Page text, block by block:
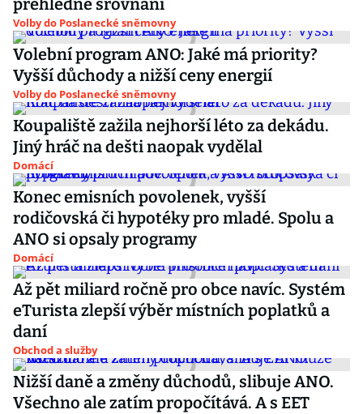
přehledné srovnání
Volby do Poslanecké sněmovny
Volební program ANO: Jaké má priority?
Vyšší důchody a nižší ceny energií
Volby do Poslanecké sněmovny
Koupaliště zažila nejhorší léto za dekádu.
Jiný hráč na dešti naopak vydělal
Domácí
Konec emisních povolenek, vyšší
rodičovská či hypotéky pro mladé. Spolu a
ANO si opsaly programy
Domácí
Až pět miliard ročně pro obce navíc. Systém
eTurista zlepší výběr místních poplatků a
daní
Obchod a služby
Nižší daně a změny důchodů, slibuje ANO.
Všechno ale zatím propočítává. A s EET